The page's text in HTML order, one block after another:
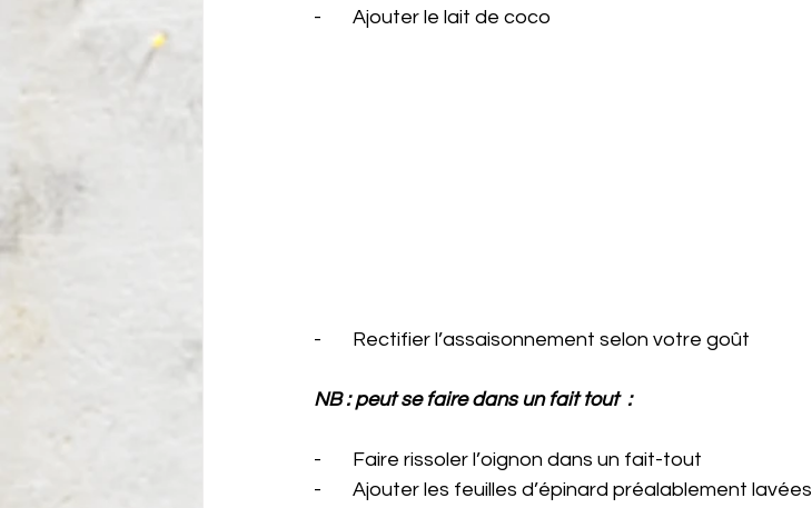
-       Ajouter le lait de coco
-       Rectifier l’assaisonnement selon votre goût
NB : peut se faire dans un fait tout  :
-       Faire rissoler l’oignon dans un fait-tout
-       Ajouter les feuilles d’épinard préalablement lavées